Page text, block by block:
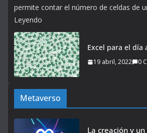
permite contar el número de celdas de
Leyendo
Excel para el día
19 abril, 2022 0
Metaverso
La creación y